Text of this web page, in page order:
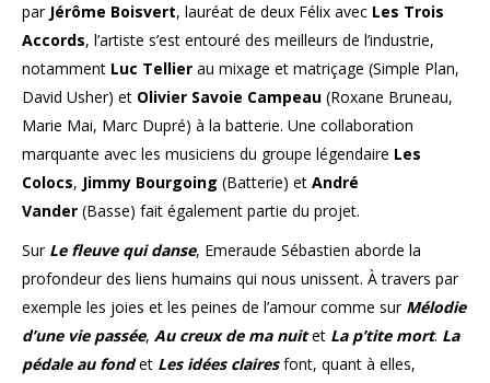
par Jérôme Boisvert, lauréat de deux Félix avec Les Trois
Accords, l’artiste s’est entouré des meilleurs de l’industrie,
notamment Luc Tellier au mixage et matriçage (Simple Plan,
David Usher) et Olivier Savoie Campeau (Roxane Bruneau,
Marie Mai, Marc Dupré) à la batterie. Une collaboration
marquante avec les musiciens du groupe légendaire Les
Colocs, Jimmy Bourgoing (Batterie) et André
Vander (Basse) fait également partie du projet.
Sur Le fleuve qui danse, Emeraude Sébastien aborde la
profondeur des liens humains qui nous unissent. À travers par
exemple les joies et les peines de l’amour comme sur Mélodie
d’une vie passée, Au creux de ma nuitet La p’tite mort. La
pédale au fondet Les idées clairesfont, quant à elles,